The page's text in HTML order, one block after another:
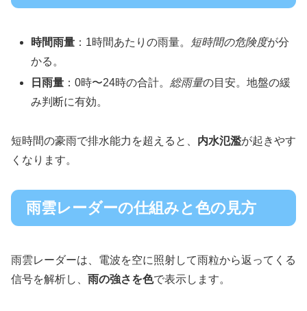
時間雨量 ：1時間あたりの雨量。 短時間の危険度が分
かる。
日雨量 ：0時〜24時の合計。 総雨量の目安。地盤の緩
み判断に有効。
短時間の豪雨で排水能力を超えると、 内水氾濫が起きやす
くなります。
雨雲レーダーの仕組みと色の見方
雨雲レーダーは、電波を空に照射して雨粒から返ってくる
信号を解析し、 雨の強さを色で表示します。